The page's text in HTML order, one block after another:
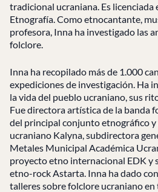
tradicional ucraniana. Es licenciada
Etnografía. Como etnocantante,
profesora, Inna ha investigado las
folclore.
Inna ha recopilado más de 1.000
expediciones de investigación. Ha
la vida del pueblo ucraniano, sus
Fue directora artística de la banda
del principal conjunto etnográfico
ucraniano Kalyna, subdirectora
Metales Municipal Académica
proyecto etno internacional EDK y
etno-rock Astarta. Inna ha dado
talleres sobre folclore ucraniano